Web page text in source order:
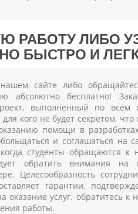
РАБОТУ ЛИБО
БЫСТРО И
сайте либо
абсолютно бесплатно!
выполненный по всем
кого не будет секретом,
помощи в
и соглашаться
когда студенты обращаются
обратить внимания на
Целесообразность
гарантии,
оказание услуг. обратитесь
работы.